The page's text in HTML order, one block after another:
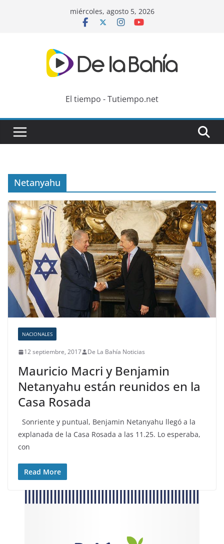
miércoles, agosto 5, 2026
El tiempo - Tutiempo.net
Netanyahu
NACIONALES
12 septiembre, 2017 De La Bahía Noticias
Mauricio Macri y Benjamin
Netanyahu están reunidos en la
Casa Rosada
Sonriente y puntual, Benjamin Netanyahu llegó a la
explanada de la Casa Rosada a las 11.25. Lo esperaba,
con
Read More